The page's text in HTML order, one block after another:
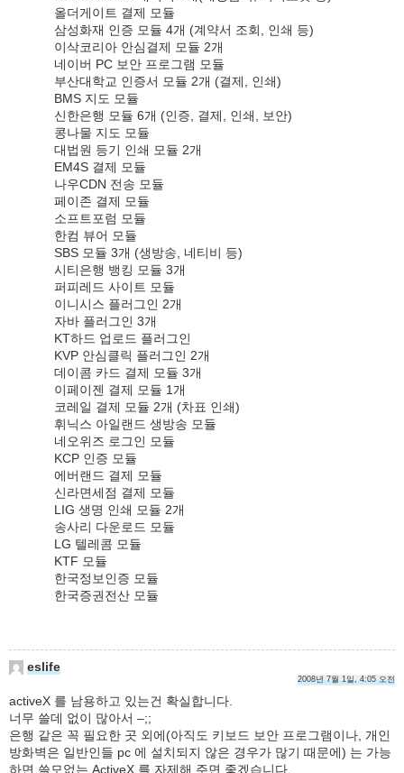
올더게이트 결제 모듈
삼성화재 인증 모듈 4개 (계약서 조회, 인쇄 등)
이삭코리아 안심결제 모듈 2개
네이버 PC 보안 프로그램 모듈
부산대학교 인증서 모듈 2개 (결제, 인쇄)
BMS 지도 모듈
신한은행 모듈 6개 (인증, 결제, 인쇄, 보안)
콩나물 지도 모듈
대법원 등기 인쇄 모듈 2개
EM4S 결제 모듈
나우CDN 전송 모듈
페이존 결제 모듈
소프트포럼 모듈
한컴 뷰어 모듈
SBS 모듈 3개 (생방송, 네티비 등)
시티은행 뱅킹 모듈 3개
퍼피레드 사이트 모듈
이니시스 플러그인 2개
자바 플러그인 3개
KT하드 업로드 플러그인
KVP 안심클릭 플러그인 2개
데이콤 카드 결제 모듈 3개
이페이젠 결제 모듈 1개
코레일 결제 모듈 2개 (차표 인쇄)
휘닉스 아일랜드 생방송 모듈
네오위즈 로그인 모듈
KCP 인증 모듈
에버랜드 결제 모듈
신라면세점 결제 모듈
LIG 생명 인쇄 모듈 2개
송사리 다운로드 모듈
LG 텔레콤 모듈
KTF 모듈
한국정보인증 모듈
한국증권전산 모듈
eslife
2008년 7월 1일, 4:05 오전
activeX 를 남용하고 있는건 확실합니다.
너무 쓸데 없이 많아서 –;;
은행 같은 꼭 필요한 곳 외에(아직도 키보드 보안 프로그램이나, 개인
방화벽은 일반인들 pc 에 설치되지 않은 경우가 많기 때문에) 는 가능
하면 쓸모없는 ActiveX 를 자제해 주면 좋겠습니다.